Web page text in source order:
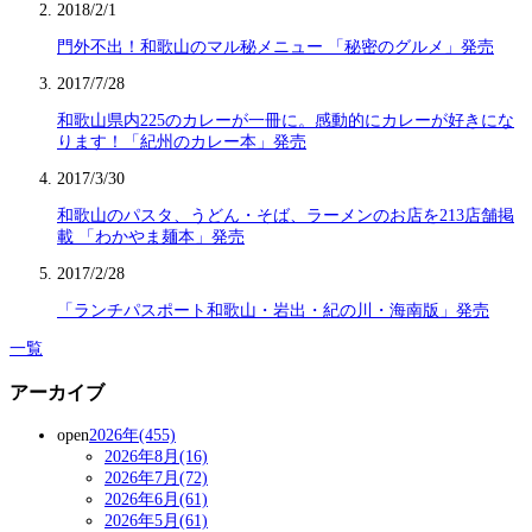
2018/2/1
門外不出！和歌山のマル秘メニュー 「秘密のグルメ」発売
2017/7/28
和歌山県内225のカレーが一冊に。感動的にカレーが好きにな
ります！「紀州のカレー本」発売
2017/3/30
和歌山のパスタ、うどん・そば、ラーメンのお店を213店舗掲
載 「わかやま麺本」発売
2017/2/28
「ランチパスポート和歌山・岩出・紀の川・海南版」発売
一覧
アーカイブ
open2026年(455)
2026年8月(16)
2026年7月(72)
2026年6月(61)
2026年5月(61)